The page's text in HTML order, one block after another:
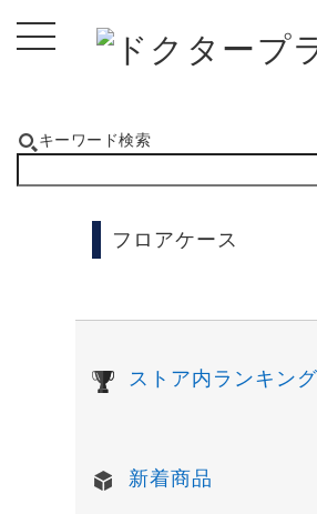
キーワード検索
フロアケース
ストア内ランキング
新着商品